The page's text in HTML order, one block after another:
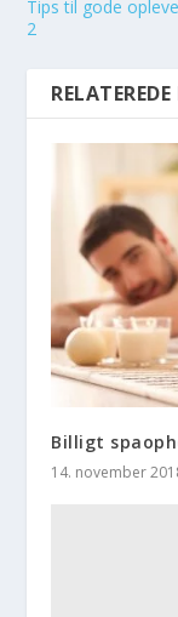
Tips til gode
2
Billigt
14. november